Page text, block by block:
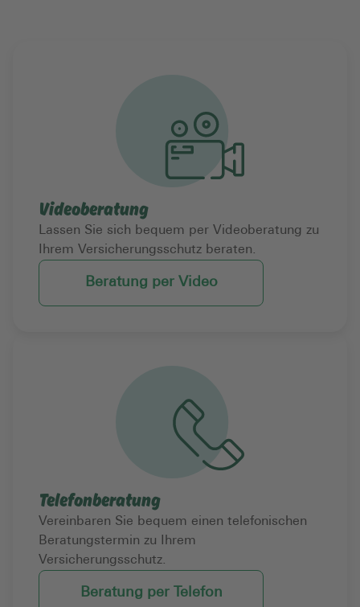
Videoberatung
Lassen Sie sich bequem per Videoberatung zu
Ihrem Versicherungsschutz beraten.
Beratung per Video
Telefonberatung
Vereinbaren Sie bequem einen telefonischen
Beratungstermin zu Ihrem
Versicherungsschutz.
Beratung per Telefon